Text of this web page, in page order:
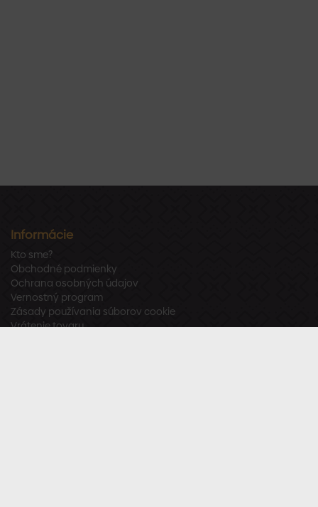
Informácie
Kto sme?
Obchodné podmienky
Ochrana osobných údajov
Vernostný program
Zásady používania súborov cookie
Vrátenie tovaru